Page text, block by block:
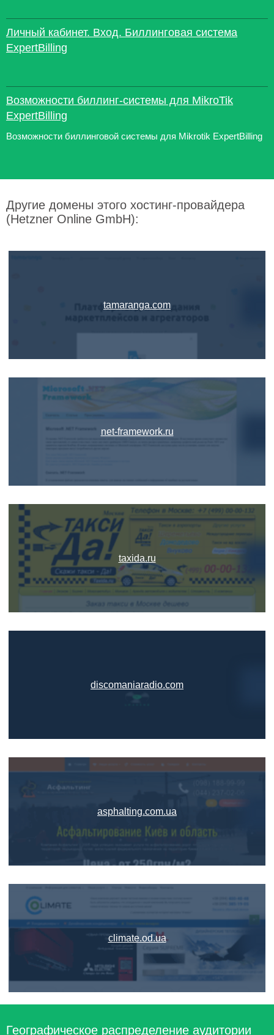
Личный кабинет. Вход. Биллинговая система
ExpertBilling
Возможности биллинг-системы для MikroTik
ExpertBilling
Возможности биллинговой системы для Mikrotik ExpertBilling
Другие домены этого хостинг-провайдера
(Hetzner Online GmbH):
tamaranga.com
net-framework.ru
taxida.ru
discomaniaradio.com
asphalting.com.ua
climate.od.ua
Географическое распределение аудитории